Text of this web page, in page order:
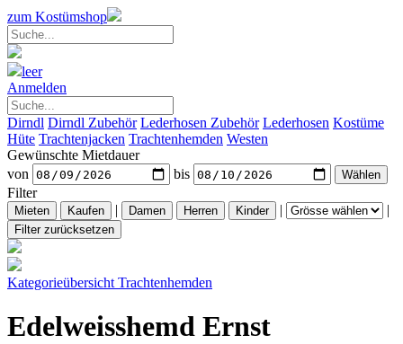
zum Kostümshop
leer
Anmelden
Dirndl Dirndl Zubehör Lederhosen Zubehör Lederhosen Kostüme
Hüte Trachtenjacken Trachtenhemden Westen
Gewünschte Mietdauer
von
bis
Filter
|
| |
Kategorieübersicht Trachtenhemden
Edelweisshemd Ernst